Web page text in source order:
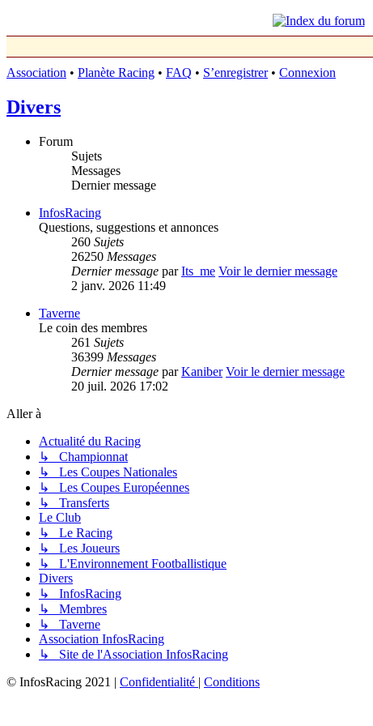
Association • Planète Racing • FAQ • S’enregistrer• Connexion
Divers
Forum
Sujets
Messages
Dernier message
InfosRacing
Questions, suggestions et annonces
260 Sujets
26250 Messages
Dernier message parIts_me Voir le dernier message
2 janv. 2026 11:49
Taverne
Le coin des membres
261 Sujets
36399 Messages
Dernier message parKaniber Voir le dernier message
20 juil. 2026 17:02
Aller à
Actualité du Racing
↳ Championnat
↳ Les Coupes Nationales
↳ Les Coupes Européennes
↳ Transferts
Le Club
↳ Le Racing
↳ Les Joueurs
↳ L'Environnement Footballistique
Divers
↳ InfosRacing
↳ Membres
↳ Taverne
Association InfosRacing
↳ Site de l'Association InfosRacing
© InfosRacing 2021 | Confidentialité | Conditions